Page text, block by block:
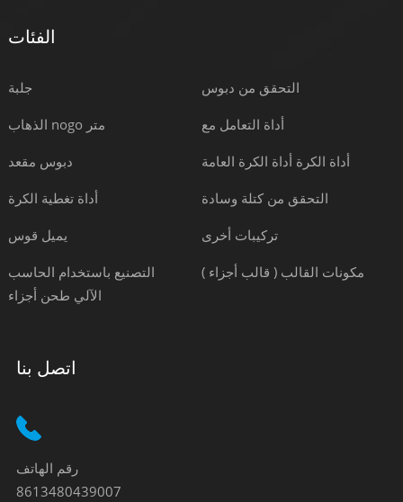
الفئات
جلبة التحقق من دبوس
الذهاب nogo متر أداة التعامل مع
دبوس مقعد أداة الكرة أداة الكرة العامة
أداة تغطية الكرة التحقق من كتلة وسادة
يميل قوس تركيبات أخرى
التصنيع باستخدام الحاسب
الآلي طحن أجزاء
مكونات القالب ( قالب أجزاء )
اتصل بنا
رقم الهاتف
8613480439007